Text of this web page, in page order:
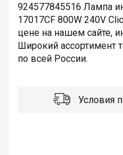
924577845516 Лампа
17017CF 800W 240V
цене на нашем сайте,
Широкий ассортимент
по всей России.
Условия